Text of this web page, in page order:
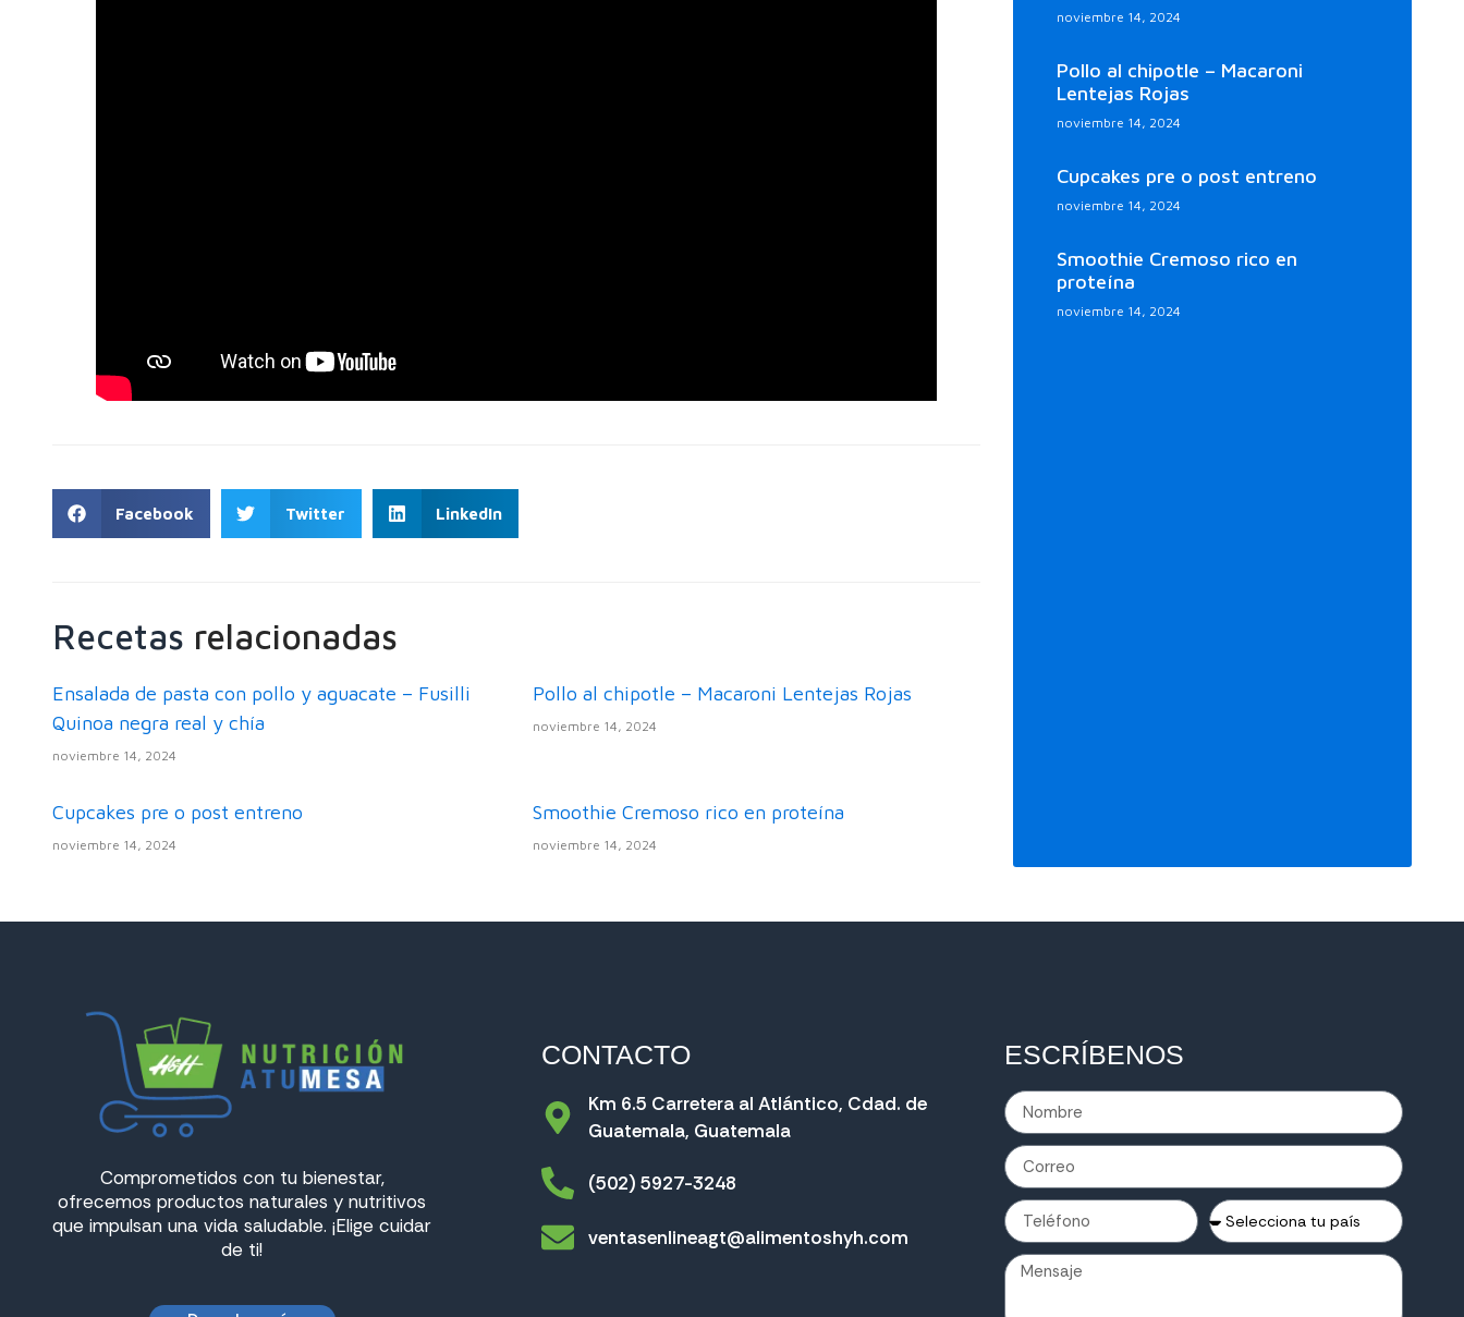
Facebook Twitter LinkedIn
Recetas relacionadas
Ensalada de pasta con pollo y aguacate – Fusilli
Quinoa negra real y chía
noviembre 14, 2024
Pollo al chipotle – Macaroni Lentejas Rojas
noviembre 14, 2024
Cupcakes pre o post entreno
noviembre 14, 2024
Smoothie Cremoso rico en proteína
noviembre 14, 2024
noviembre 14, 2024
Pollo al chipotle – Macaroni
Lentejas Rojas
noviembre 14, 2024
Cupcakes pre o post entreno
noviembre 14, 2024
Smoothie Cremoso rico en
proteína
noviembre 14, 2024
Comprometidos con tu bienestar,
ofrecemos productos naturales y nutritivos
que impulsan una vida saludable. ¡Elige cuidar
de ti!
CONTACTO
Km 6.5 Carretera al Atlántico, Cdad. de
Guatemala, Guatemala
(502) 5927-3248
ventasenlineagt@alimentoshyh.com
ESCRÍBENOS